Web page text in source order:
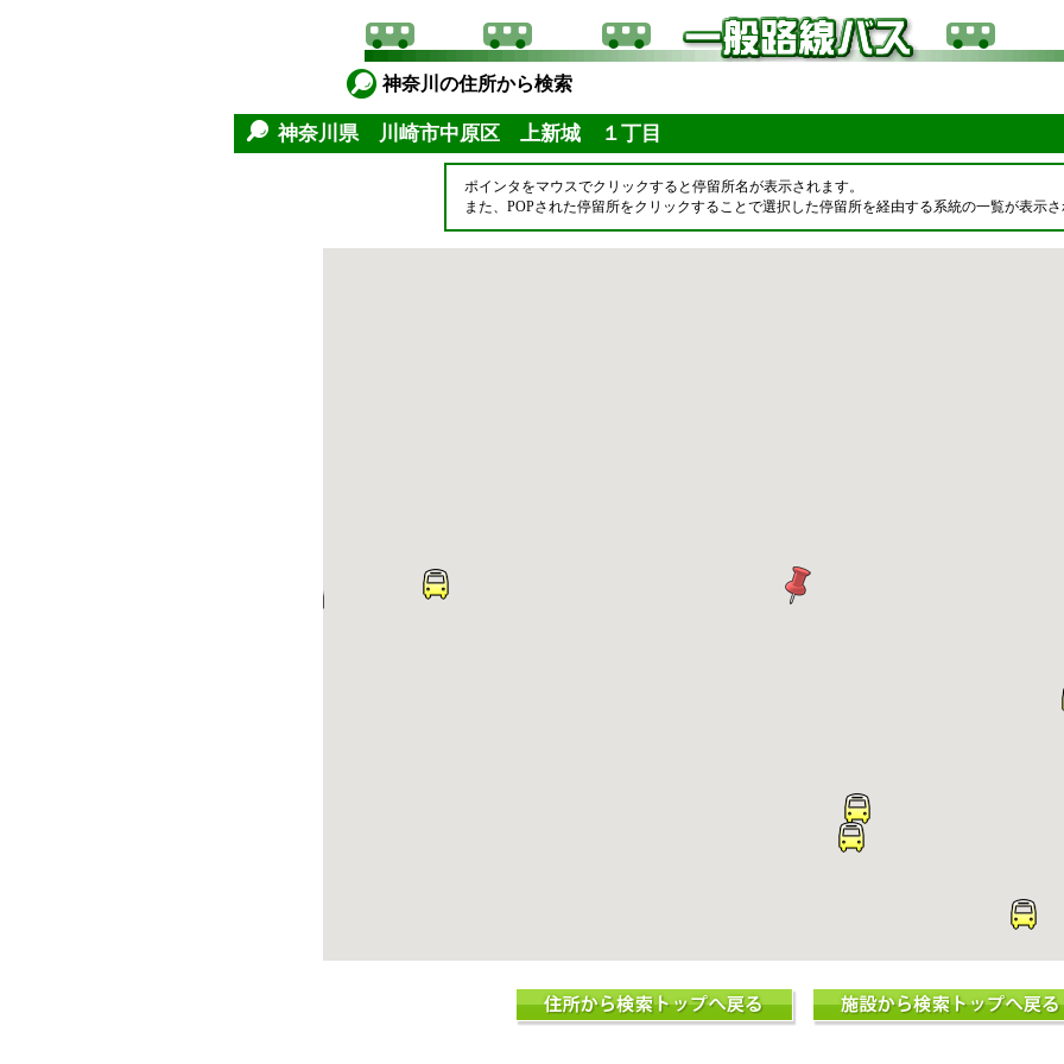
神奈川の住所から検索
神奈川県 川崎市中原区 上新城 １丁目
ポインタをマウスでクリックすると停留所名が表示されます。
また、POPされた停留所をクリックすることで選択した停留所を経由する系統の一覧が表示